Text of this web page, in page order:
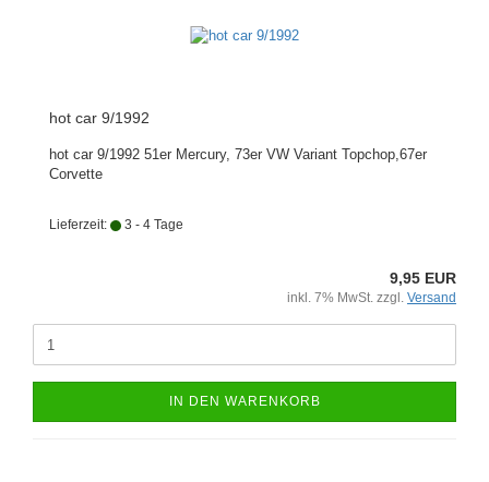
hot car 9/1992
hot car 9/1992 51er Mercury, 73er VW Variant Topchop,67er
Corvette
Lieferzeit: 3 - 4 Tage
9,95 EUR
inkl. 7% MwSt. zzgl. Versand
IN DEN WARENKORB